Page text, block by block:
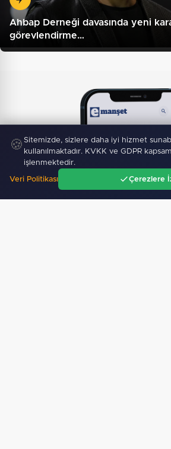
Ahbap Derneği davasında yeni
görevlendirme…
🍪 Sitemizde, sizlere daha iyi hizmet
kullanılmaktadır. KVKK ve GDPR
işlenmektedir.
Veri Politikası Çerezlere
Gündem Ara